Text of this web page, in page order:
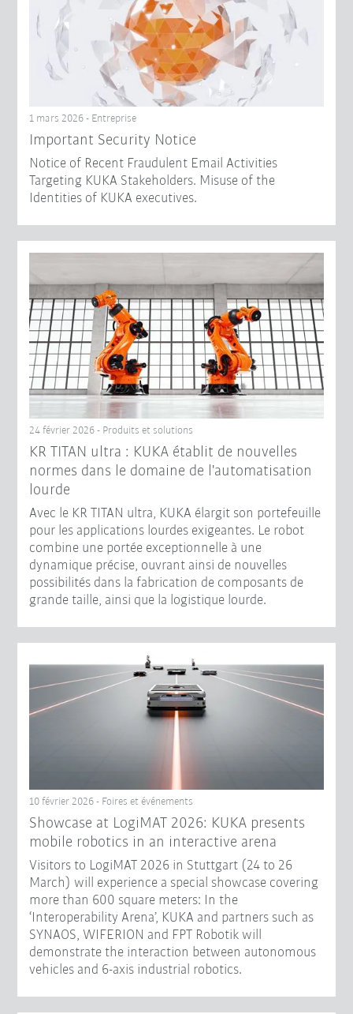
1 mars 2026 - Entreprise
Important Security Notice
Notice of Recent Fraudulent Email Activities
Targeting KUKA Stakeholders. Misuse of the
Identities of KUKA executives.
24 février 2026 - Produits et solutions
KR TITAN ultra : KUKA établit de nouvelles
normes dans le domaine de l'automatisation
lourde
Avec le KR TITAN ultra, KUKA élargit son portefeuille
pour les applications lourdes exigeantes. Le robot
combine une portée exceptionnelle à une
dynamique précise, ouvrant ainsi de nouvelles
possibilités dans la fabrication de composants de
grande taille, ainsi que la logistique lourde.
10 février 2026 - Foires et événements
Showcase at LogiMAT 2026: KUKA presents
mobile robotics in an interactive arena
Visitors to LogiMAT 2026 in Stuttgart (24 to 26
March) will experience a special showcase covering
more than 600 square meters: In the
‘Interoperability Arena’, KUKA and partners such as
SYNAOS, WIFERION and FPT Robotik will
demonstrate the interaction between autonomous
vehicles and 6-axis industrial robotics.